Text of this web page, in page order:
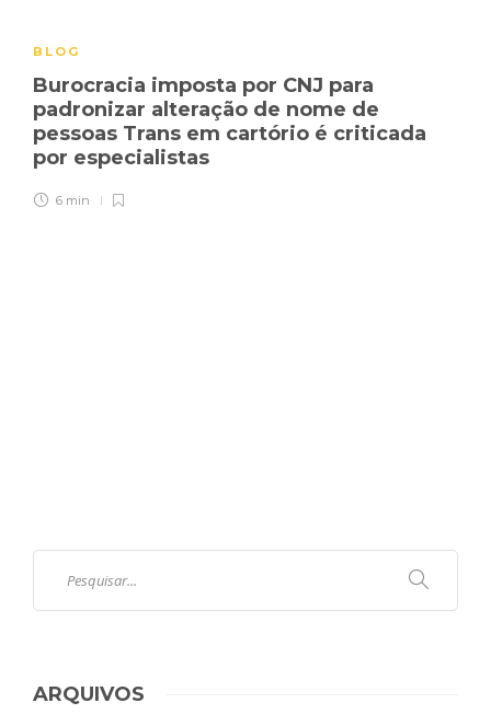
BLOG
Burocracia imposta por CNJ para
padronizar alteração de nome de
pessoas Trans em cartório é criticada
por especialistas
6 min
ARQUIVOS